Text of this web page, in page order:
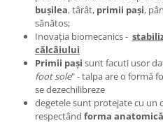
buşilea, târât, primii paşi,
sănătos;
Inovaţia biomecanics -
călcâiului
Primii paşi sunt facuti usor
foot sole" - talpa are o formă
se dezechilibreze
degetele sunt protejate cu un
respectând forma